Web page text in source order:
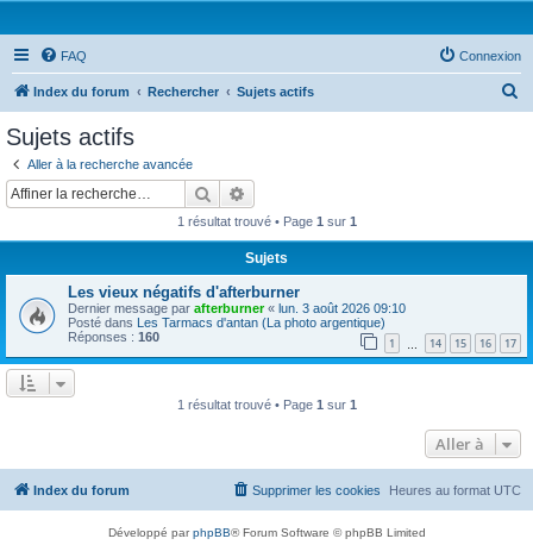
FAQ Connexion
Index du forum Rechercher Sujets actifs
Sujets actifs
Aller à la recherche avancée
Rechercher
1 résultat trouvé • Page 1 sur 1
Sujets
Les vieux négatifs d'afterburner
Dernier message par afterburner« lun. 3 août 2026 09:10
Posté dans Les Tarmacs d'antan (La photo argentique)
Réponses : 160 1 14 15 16 17
1 résultat trouvé • Page 1 sur 1
Aller à
Index du forum Heures au format UTC
Supprimer les cookies
Développé parphpBB® Forum Software © phpBB Limited